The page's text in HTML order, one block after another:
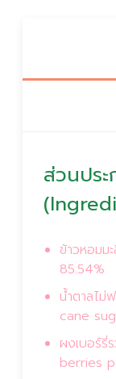
ส่วนปร
ข้าวหอมม
85.54%
น้ำตาลไ
cane
ผงเบอร์รี่
berries